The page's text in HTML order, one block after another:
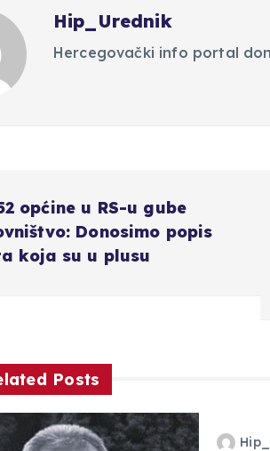
Hip_Urednik
Hercegovački info portal
općine u RS-u gube
Donosimo popis
koja su u plusu
Posts